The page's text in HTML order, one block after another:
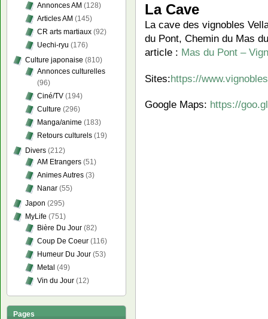
La Cave
La cave des vignobles
du Pont, Chemin du Mas
article : Mas du Pont –
Sites:https://
Google Maps: https://
Annonces AM (128)
Articles AM (145)
CR arts martiaux (92)
Uechi-ryu (176)
Culture japonaise (810)
Annonces culturelles
(96)
Ciné/TV (194)
Culture (296)
Manga/anime (183)
Retours culturels (19)
Divers (212)
AM Etrangers (51)
Animes Autres (3)
Nanar (55)
Japon (295)
MyLife (751)
Bière Du Jour (82)
Coup De Coeur (116)
Humeur Du Jour (53)
Metal (49)
Vin du Jour (12)
Pages